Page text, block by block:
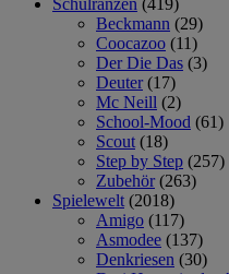
Schulranzen (419)
Beckmann (29)
Coocazoo (11)
Der Die Das (3)
Deuter (17)
Mc Neill (2)
School-Mood (61)
Scout (18)
Step by Step (257)
Zubehör (263)
Spielewelt (2018)
Amigo (117)
Asmodee (137)
Denkriesen (30)